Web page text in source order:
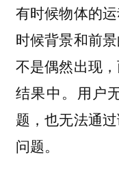
有时候物体的
时候背景和前
不是偶然出现
结果中。用户
题，也无法通
问题。